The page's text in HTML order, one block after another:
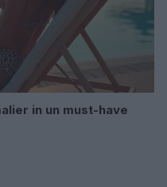
in un must-have